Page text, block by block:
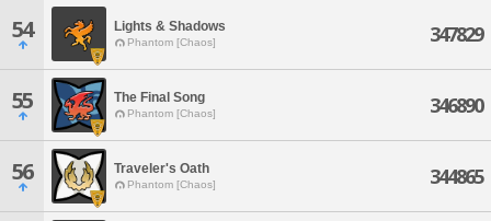
54 Lights & Shadows
Phantom [Chaos] 347829
55 The Final Song
Phantom [Chaos] 346890
56 Traveler's Oath
Phantom [Chaos] 344865